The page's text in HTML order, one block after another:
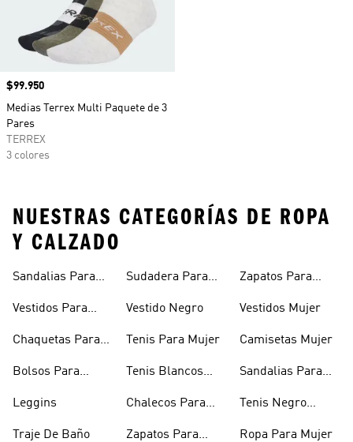
Precio
$99.950
Medias Terrex Multi Paquete de 3
Pares
TERREX
3 colores
NUESTRAS CATEGORÍAS DE ROPA
Y CALZADO
Sandalias Para
Vestidos Para
Chaquetas Para
Bolsos Para
Leggins
Traje De Baño
Sudadera Para
Vestido Negro
Tenis Para Mujer
Tenis Blancos
Chalecos Para
Zapatos Para
Zapatos Para
Vestidos Mujer
Camisetas Mujer
Sandalias Para
Tenis Negro
Ropa Para Mujer